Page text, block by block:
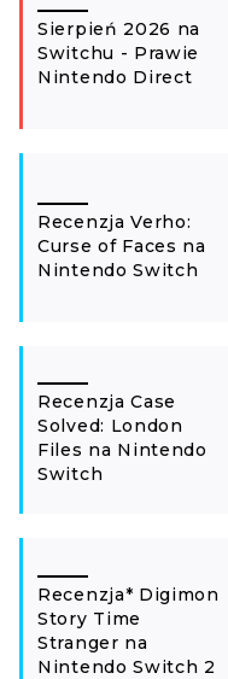
Sierpień 2026 na
Switchu - Prawie
Nintendo Direct
Recenzja Verho:
Curse of Faces na
Nintendo Switch
Recenzja Case
Solved: London
Files na Nintendo
Switch
Recenzja* Digimon
Story Time
Stranger na
Nintendo Switch 2